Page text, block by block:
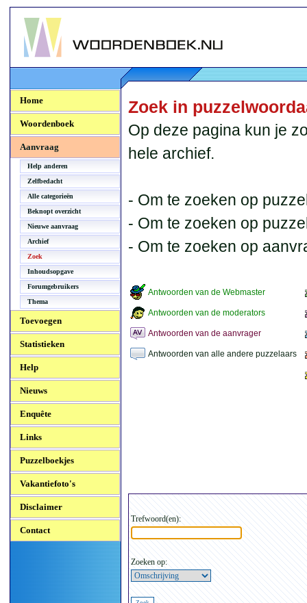
Woordenboek.NU
Home
Woordenboek
Aanvraag
Help anderen
Zelfbedacht
Alle categorieën
Beknopt overzicht
Nieuwe aanvraag
Archief
Zoek
Inhoudsopgave
Forumgebruikers
Thema
Toevoegen
Statistieken
Help
Nieuws
Enquête
Links
Puzzelboekjes
Vakantiefoto's
Disclaimer
Contact
Zoek in
Op deze pagina kun je
hele archief.
- Om te zoeken op
- Om te zoeken op
- Om te zoeken op
Antwoorden van de Webmaster
Antwoorden van de moderators
Antwoorden van de aanvrager
Antwoorden van alle andere puzzelaars
Trefwoord(en):
Zoeken op: